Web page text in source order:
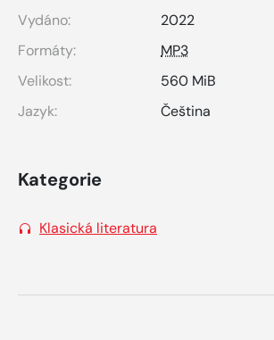
Vydáno:
2022
Formáty:
MP3
Velikost:
560 MiB
Jazyk:
Čeština
Kategorie
Klasická literatura